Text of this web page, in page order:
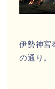
伊勢神宮
の通り。